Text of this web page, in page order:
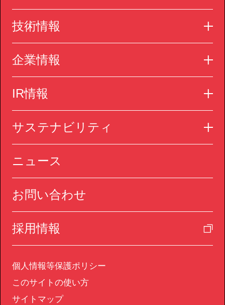
技術情報
企業情報
IR情報
サステナビリティ
ニュース
お問い合わせ
採用情報
個人情報等保護ポリシー
このサイトの使い方
サイトマップ